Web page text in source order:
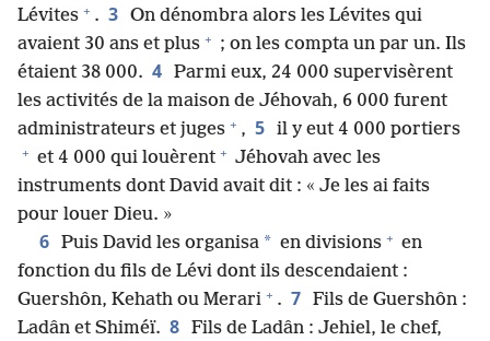
Lévites + . 3 On dénombra alors les Lévites qui
avaient 30 ans et plus + ; on les compta un par un. Ils
étaient 38 000. 4 Parmi eux, 24 000 supervisèrent
les activités de la maison de Jéhovah, 6 000 furent
administrateurs et juges + , 5 il y eut 4 000 portiers
+ et 4 000 qui louèrent + Jéhovah avec les
instruments dont David avait dit : « Je les ai faits
pour louer Dieu. »
6 Puis David les organisa * en divisions + en
fonction du fils de Lévi dont ils descendaient :
Guershôn, Kehath ou Merari + . 7 Fils de Guershôn :
Ladân et Shiméï. 8 Fils de Ladân : Jehiel, le chef,